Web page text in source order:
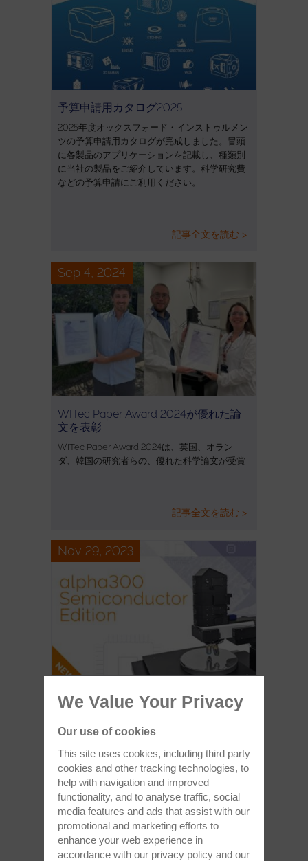
予算申請用カタログ2025
2025年度オックスフォード・インストゥルメン
ツの予算申請用カタログが完成しました。冒頭
に各製品のアプリケーションを記載し、種類別
に当社の製品をご紹介しています。科学研究費
などの予算申請にご利用ください。
記事全文を読む >
Sep 4, 2024
WITec Paper Award 2024が優れた論
文を表彰
WITec Paper Award 2024は、英国、オラン
ダ、韓国の研究者らの、優れた科学論文が受賞
記事全文を読む >
Nov 29, 2023
WITec（ビーテック）はalpha300
Semiconductor Editionを発表
ウェハ特性評価用ラマンイメージングがさらな
記事全文を読む >
Oct 6, 2023
We Value Your Privacy
Our use of cookies
This site uses cookies, including third party
cookies and other tracking technologies, to
help with navigation and improved
functionality, and to analyse traffic, social
media features and ads that assist with our
promotional and marketing efforts to
enhance your web experience in
accordance with our privacy policy and our